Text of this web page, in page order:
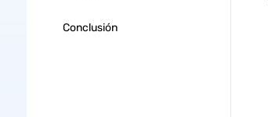
Conclusión